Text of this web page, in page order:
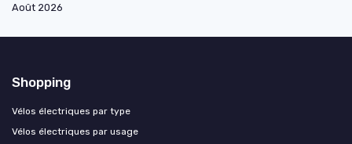
Août 2026
Shopping
Vélos électriques par type
Vélos électriques par usage